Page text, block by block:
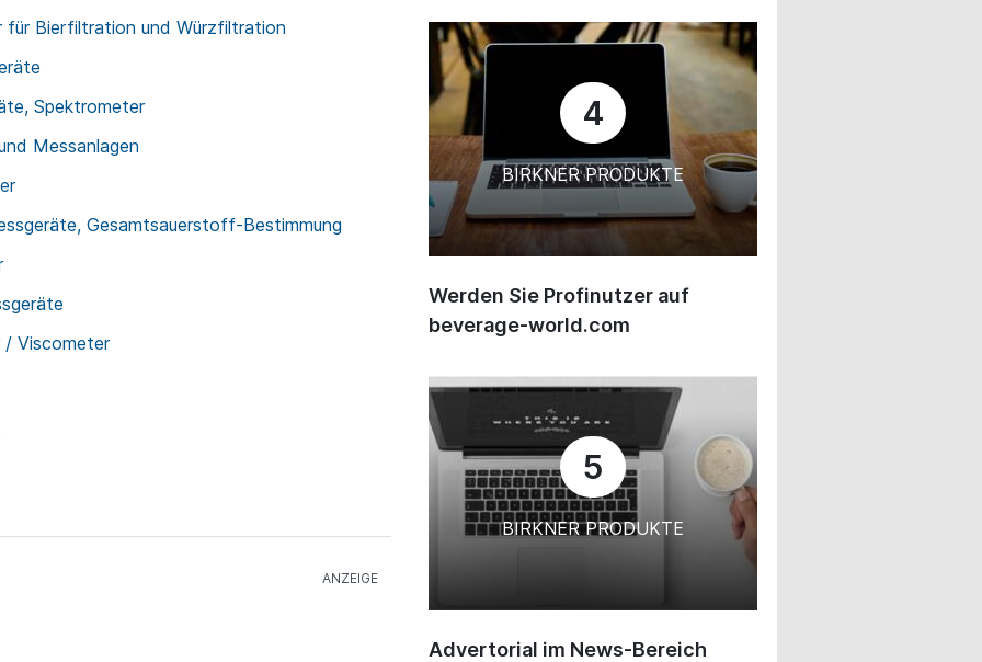
für Bierfiltration und Würzfiltration
Spektrometer
Messanlagen
Gesamtsauerstoff-Bestimmung
/ Viscometer
4
BIRKNER PRODUKTE
Werden Sie Profinutzer auf
beverage-world.com
5
BIRKNER PRODUKTE
Advertorial im News-Bereich